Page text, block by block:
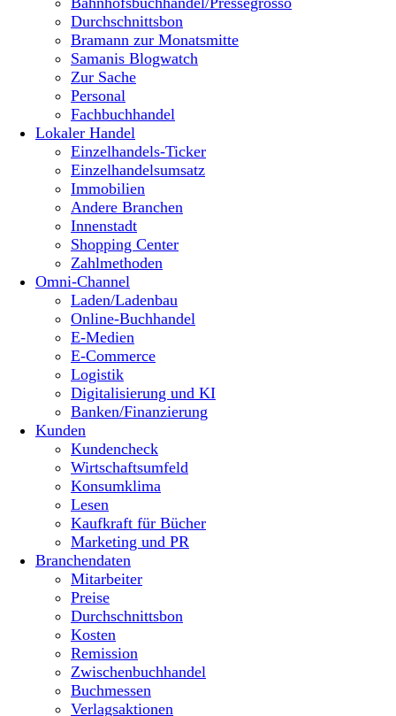
Durchschnittsbon
Bramann zur Monatsmitte
Samanis Blogwatch
Zur Sache
Personal
Fachbuchhandel
Lokaler Handel
Einzelhandels-Ticker
Einzelhandelsumsatz
Immobilien
Andere Branchen
Innenstadt
Shopping Center
Zahlmethoden
Omni-Channel
Laden/Ladenbau
Online-Buchhandel
E-Medien
E-Commerce
Logistik
Digitalisierung und KI
Banken/Finanzierung
Kunden
Kundencheck
Wirtschaftsumfeld
Konsumklima
Lesen
Kaufkraft für Bücher
Marketing und PR
Branchendaten
Mitarbeiter
Preise
Durchschnittsbon
Kosten
Remission
Zwischenbuchhandel
Buchmessen
Verlagsaktionen